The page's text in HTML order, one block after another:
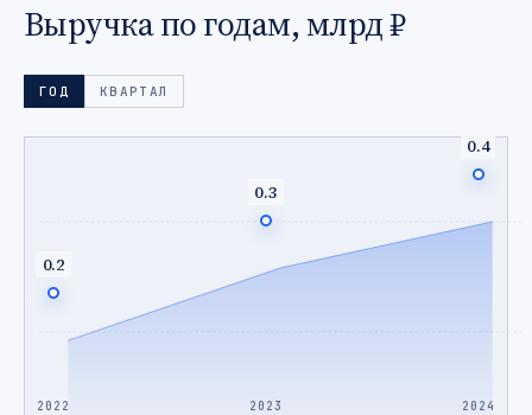
Выручка по годам, млрд ₽
ГОД КВАРТАЛ
0.2
0.3
0.4
2022 2023 2024